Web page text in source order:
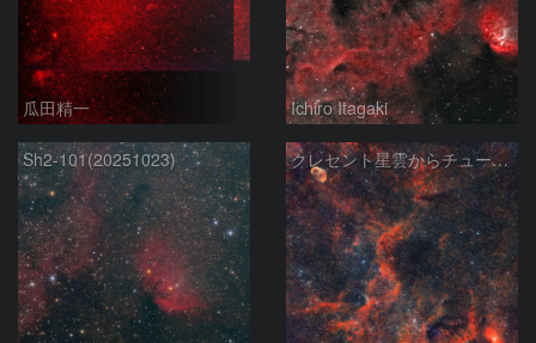
瓜田精一 Ichiro Itagaki
Sh2-101(20251023) クレセント星雲からチューリップ星雲にかけて